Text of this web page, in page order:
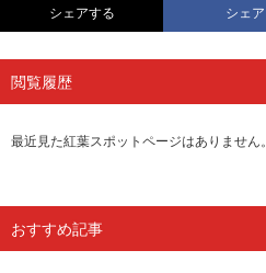
シェアする シェア
閲覧履歴
最近見た紅葉スポットページはありません。
おすすめ記事